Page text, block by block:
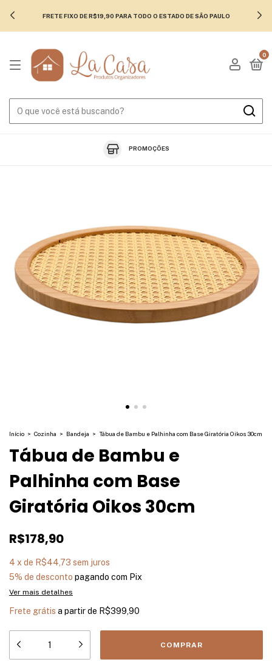
FRETE FIXO DE R$19,90 PARA TODO O ESTADO DE SÃO PAULO
0
PROMOÇÕES
Início > Cozinha > Bandeja > Tábua de Bambu e Palhinha com Base Giratória Oikos 30cm
Tábua de Bambu e
Palhinha com Base
Giratória Oikos 30cm
R$178,90
4 x de R$44,73 sem juros
5% de desconto pagando com Pix
Ver mais detalhes
Frete grátis a partir de R$399,90